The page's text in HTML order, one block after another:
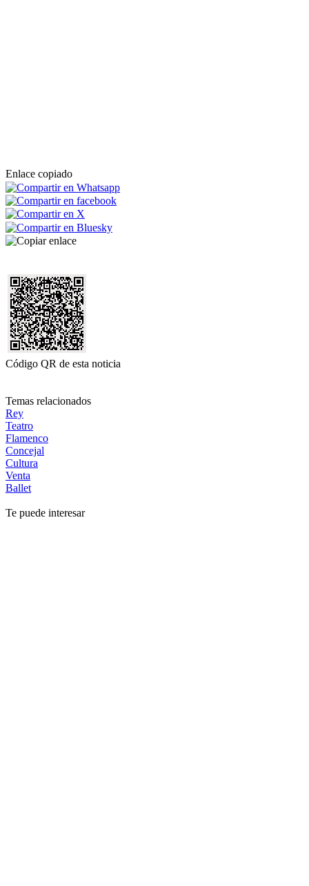
Enlace copiado
Código QR de esta noticia
Temas relacionados
Rey
Teatro
Flamenco
Concejal
Cultura
Venta
Ballet
Te puede interesar